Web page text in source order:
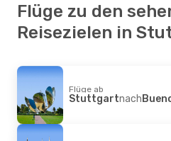
Flüge zu den
Reisezielen in
Flüge ab
Stuttgartnach